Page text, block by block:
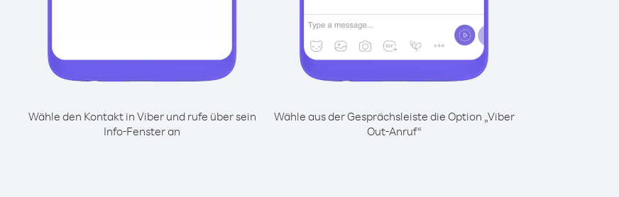
Wähle den Kontakt in Viber und rufe über sein
Info-Fenster an
Wähle aus der Gesprächsleiste die Option „Viber
Out-Anruf“